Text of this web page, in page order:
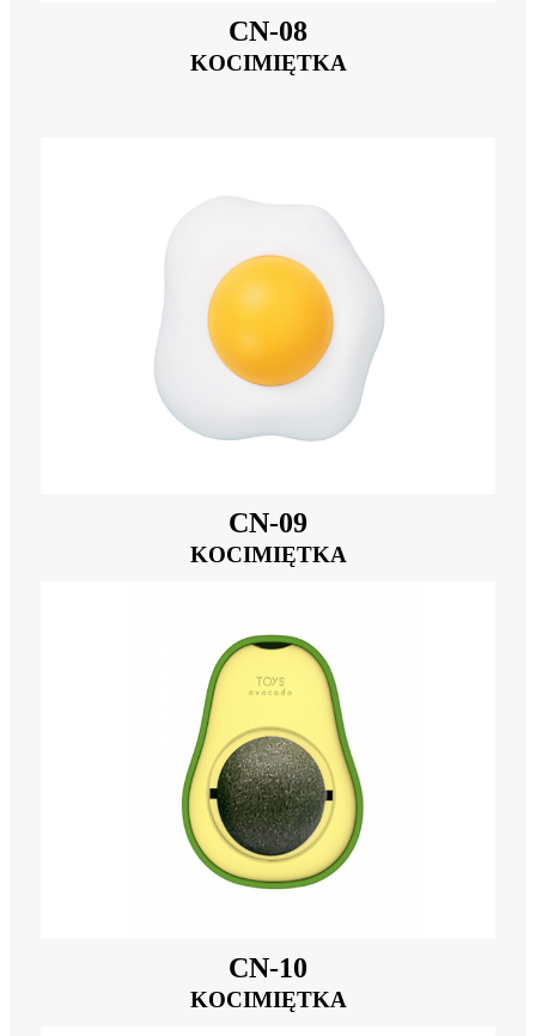
CN-08
KOCIMIĘTKA
CN-09
KOCIMIĘTKA
CN-10
KOCIMIĘTKA